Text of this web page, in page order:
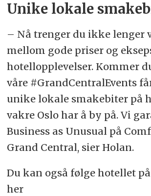
Unike lokale
– Nå trenger du ikke lenger
mellom gode priser og
hotellopplevelser. Kommer
våre #GrandCentralEvents
unike lokale smakebiter på
vakre Oslo har å by på. Vi
Business as Unusual på
Grand Central, sier Holan.
Du kan også følge hotellet
her